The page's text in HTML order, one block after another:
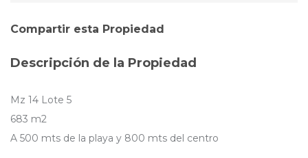
Compartir esta Propiedad
Descripción de la Propiedad
Mz 14 Lote 5
683 m2
A 500 mts de la playa y 800 mts del centro